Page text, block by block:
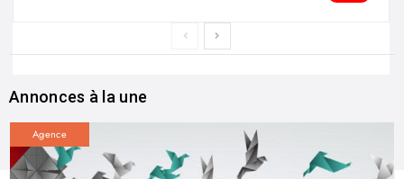
Annonces à la une
Agence